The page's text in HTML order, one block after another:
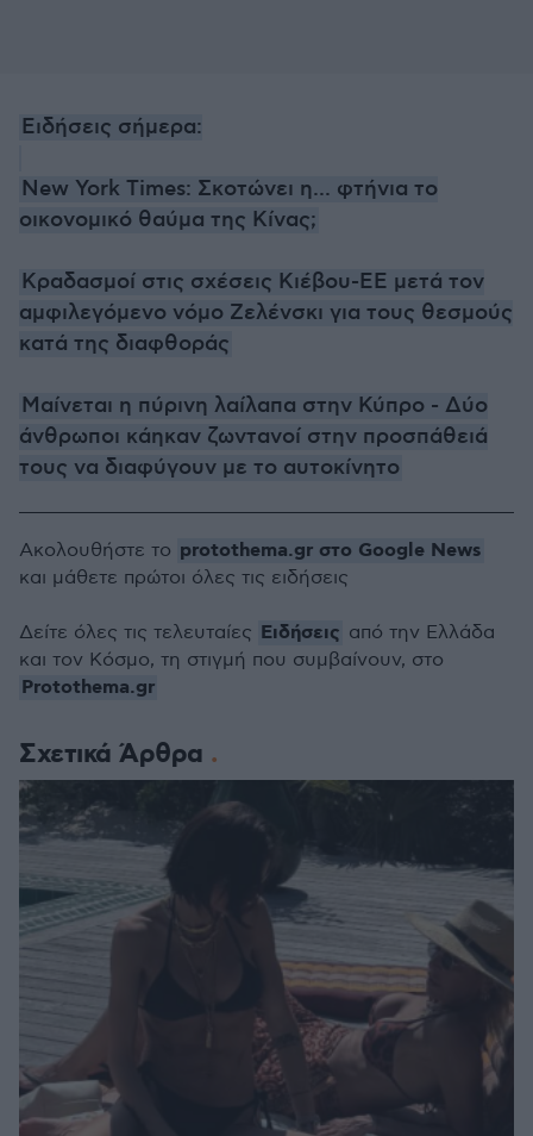
Ειδήσεις σήμερα:
New York Times: Σκοτώνει η... φτήνια το
οικονομικό θαύμα της Κίνας;
Κραδασμοί στις σχέσεις Κιέβου-ΕΕ μετά τον
αμφιλεγόμενο νόμο Ζελένσκι για τους θεσμούς
κατά της διαφθοράς
Μαίνεται η πύρινη λαίλαπα στην Κύπρο - Δύο
άνθρωποι κάηκαν ζωντανοί στην προσπάθειά
τους να διαφύγουν με το αυτοκίνητο
Σχετικά Άρθρα
Ακολουθήστε το protothema.gr στο Google News
και μάθετε πρώτοι όλες τις ειδήσεις
Δείτε όλες τις τελευταίες Ειδήσεις από την Ελλάδα
και τον Κόσμο, τη στιγμή που συμβαίνουν, στο
Protothema.gr